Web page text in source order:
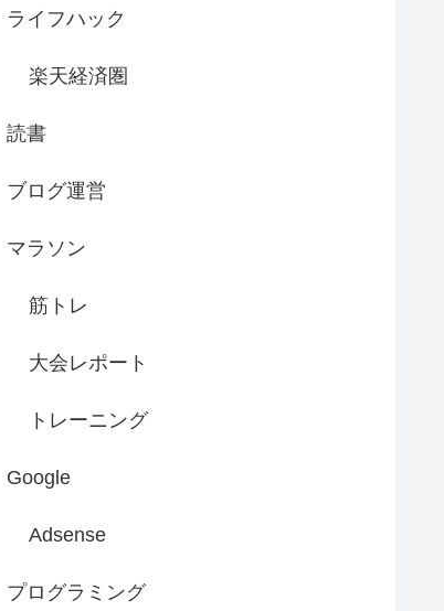
ライフハック
楽天経済圏
読書
ブログ運営
マラソン
筋トレ
大会レポート
トレーニング
Google
Adsense
プログラミング